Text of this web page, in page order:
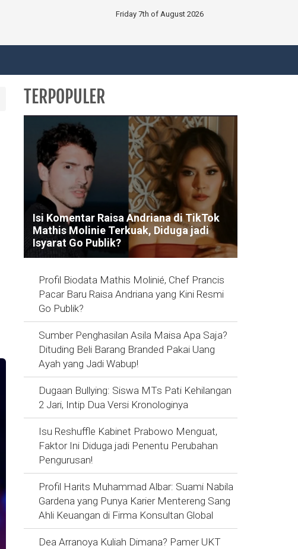
Friday 7th of August 2026
TERPOPULER
Isi Komentar Raisa Andriana di TikTok
Mathis Molinie Terkuak, Diduga jadi
Isyarat Go Publik?
Profil Biodata Mathis Molinié, Chef Prancis
Pacar Baru Raisa Andriana yang Kini Resmi
Go Publik?
Sumber Penghasilan Asila Maisa Apa Saja?
Dituding Beli Barang Branded Pakai Uang
Ayah yang Jadi Wabup!
Dugaan Bullying: Siswa MTs Pati Kehilangan
2 Jari, Intip Dua Versi Kronologinya
Isu Reshuffle Kabinet Prabowo Menguat,
Faktor Ini Diduga jadi Penentu Perubahan
Pengurusan!
Profil Harits Muhammad Albar: Suami Nabila
Gardena yang Punya Karier Mentereng Sang
Ahli Keuangan di Firma Konsultan Global
Dea Arranoya Kuliah Dimana? Pamer UKT